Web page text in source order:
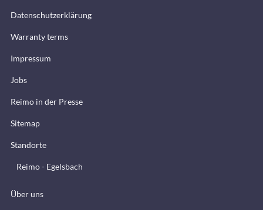
Datenschutzerklärung
Warranty terms
Impressum
Jobs
Reimo in der Presse
Sitemap
Standorte
Reimo - Egelsbach
Über uns